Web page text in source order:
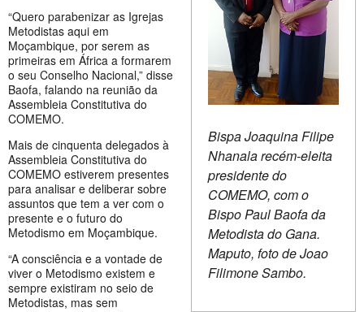
Bispa Joaquina Filipe
Nhanala recém-eleita
presidente do
COMEMO, com o
Bispo Paul Baofa da
Metodista do Gana.
Maputo, foto de Joao
Filimone Sambo.
“Quero parabenizar as Igrejas
Metodistas aqui em
Moçambique, por serem as
primeiras em África a formarem
o seu Conselho Nacional,” disse
Baofa, falando na reunião da
Assembleia Constitutiva do
COMEMO.
Mais de cinquenta delegados à
Assembleia Constitutiva do
COMEMO estiverem presentes
para analisar e deliberar sobre
assuntos que tem a ver com o
presente e o futuro do
Metodismo em Moçambique.
“A consciência e a vontade de
viver o Metodismo existem e
sempre existiram no seio de
Metodistas, mas sem